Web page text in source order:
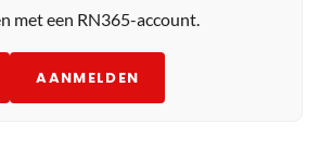
met een RN365-account.
AANMELDEN